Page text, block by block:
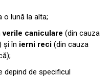
o lună la alta;
verile caniculare (din cauza
și în ierni reci (din cauza
depind de specificul